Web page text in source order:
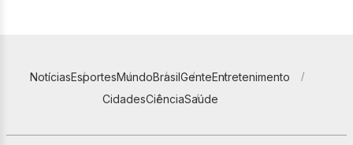
NotíciasEsportesMundoBrasilGenteEntretenimento
CidadesCiênciaSaúde